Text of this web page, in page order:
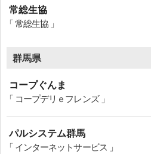
常総生協
「 常総生協 」
群馬県
コープぐんま
「 コープデリｅフレンズ 」
パルシステム群馬
「 インターネットサービス 」